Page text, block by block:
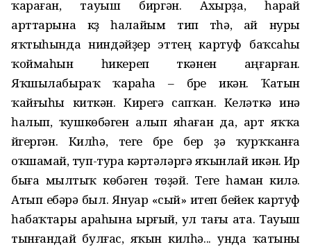
ҡараған, тауыш биргән. Ахырҙа, һарай
арттарына күҙ һалайым тип үтһә, ай нуры
яҡтыһында ниндәйҙер эттең картуф баҡсаһы
ҡоймаһын һикереп үткәнен аңғарған.
Яҡшылабыраҡ ҡараһа – бүре икән. Ҡатын
ҡайғыһы киткән. Кирегә сапҡан. Келәткә инә
һалып, ҡушкөбәген алып яһаған да, арт яҡҡа
йүгергән. Килһә, теге бүре бер ҙә ҡурҡҡанға
оҡшамай, туп-тура кәртәләргә яҡынлай икән. Ир
быға мылтыҡ көбәген төҙәй. Теге һаман килә.
Атып ебәрә был. Януар «сый» итеп бейек картуф
һабаҡтары араһына ырғый, ул тағы ата. Тауыш
тынғандай булғас, яҡын килһә... унда ҡатыны